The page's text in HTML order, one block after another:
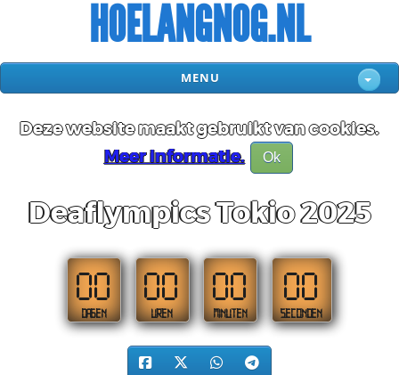
HOELANGNOG.NL
MENU
Deze website maakt gebruikt van cookies.
Meer informatie.
Ok
Deaflympics Tokio 2025
00
DAGEN
00
UREN
00
MINUTEN
00
SECONDEN